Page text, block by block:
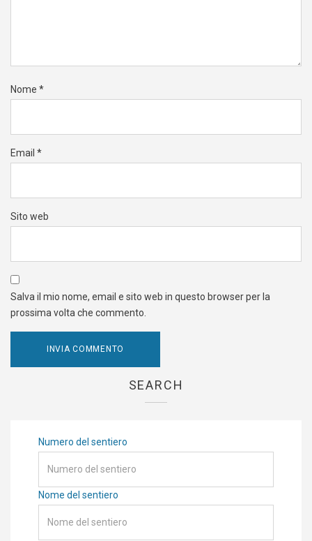
Nome *
Email *
Sito web
Salva il mio nome, email e sito web in questo browser per la
prossima volta che commento.
SEARCH
Numero del sentiero
Nome del sentiero